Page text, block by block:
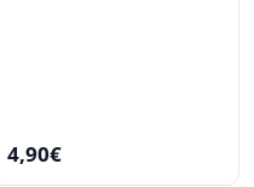
4,90€